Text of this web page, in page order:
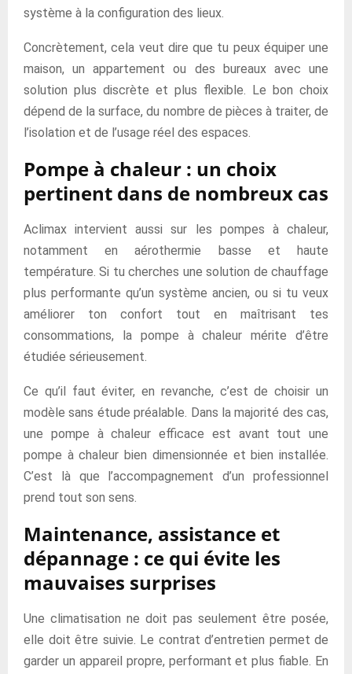
système à la configuration des lieux.
Concrètement, cela veut dire que tu peux équiper une
maison, un appartement ou des bureaux avec une
solution plus discrète et plus flexible. Le bon choix
dépend de la surface, du nombre de pièces à traiter, de
l’isolation et de l’usage réel des espaces.
Pompe à chaleur : un choix
pertinent dans de nombreux cas
Aclimax intervient aussi sur les pompes à chaleur,
notamment en aérothermie basse et haute
température. Si tu cherches une solution de chauffage
plus performante qu’un système ancien, ou si tu veux
améliorer ton confort tout en maîtrisant tes
consommations, la pompe à chaleur mérite d’être
étudiée sérieusement.
Ce qu’il faut éviter, en revanche, c’est de choisir un
modèle sans étude préalable. Dans la majorité des cas,
une pompe à chaleur efficace est avant tout une
pompe à chaleur bien dimensionnée et bien installée.
C’est là que l’accompagnement d’un professionnel
prend tout son sens.
Maintenance, assistance et
dépannage : ce qui évite les
mauvaises surprises
Une climatisation ne doit pas seulement être posée,
elle doit être suivie. Le contrat d’entretien permet de
garder un appareil propre, performant et plus fiable. En